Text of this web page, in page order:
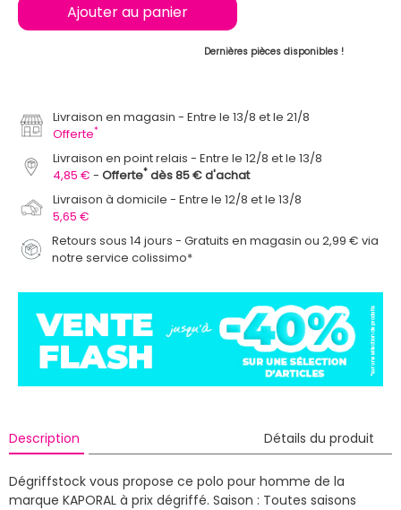
Ajouter au panier
Dernières pièces disponibles !
Livraison en magasin
Entre le 13/8 et le 21/8
Offerte*
Livraison en point relais
Entre le 12/8 et le 13/8
4,85 €
Offerte* dès 85 € d'achat
Livraison à domicile
Entre le 12/8 et le 13/8
5,65 €
Retours sous 14 jours - Gratuits en magasin ou 2,99 € via
notre service colissimo*
Description Détails du produit
Dégriffstock vous propose ce polo pour homme de la
marque KAPORAL à prix dégriffé. Saison : Toutes saisons